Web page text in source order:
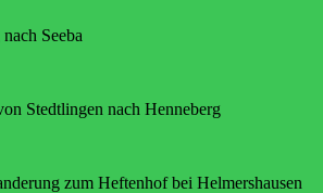
Seeba
Stedtlingen nach Henneberg
zum Heftenhof bei Helmershausen